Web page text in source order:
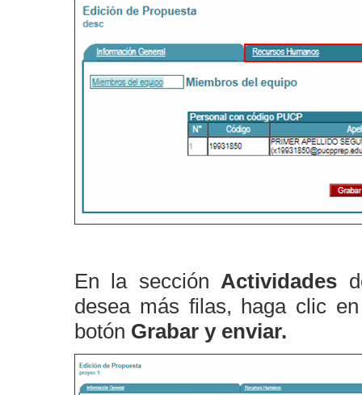
En la secciónActividades
desea más filas, haga clic
botón Grabar y enviar.